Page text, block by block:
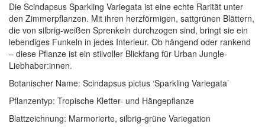
Die Scindapsus Sparkling Variegata ist eine echte Rarität unter
den Zimmerpflanzen. Mit ihren herzförmigen, sattgrünen Blättern,
die von silbrig-weißen Sprenkeln durchzogen sind, bringt sie ein
lebendiges Funkeln in jedes Interieur. Ob hängend oder rankend
– diese Pflanze ist ein stilvoller Blickfang für Urban Jungle-
Liebhaber:innen.
Botanischer Name: Scindapsus pictus ‘Sparkling Variegata’
Pflanzentyp: Tropische Kletter- und Hängepflanze
Blattzeichnung: Marmorierte, silbrig-grüne Variegation